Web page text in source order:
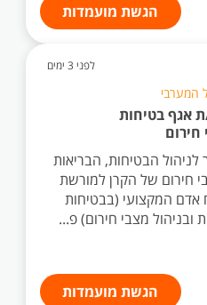
הגשת מועמדות
לפני 3 ימים
המערבי
אגף בטיחות
חירום
לניהול הבטיחות, הבריאות
חירום של הקרן למורשת
ניהול כוח אדם המקצועי (בבטיחות
מצבי חירום) פ...
הגשת מועמדות